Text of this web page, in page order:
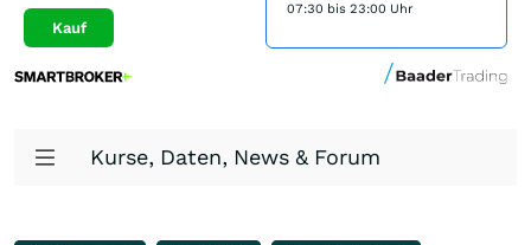
Kauf
07:30 bis 23:00 Uhr
Kurse, Daten, News & Forum